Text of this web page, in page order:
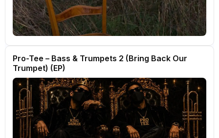
Pro-Tee – Bass & Trumpets 2 (Bring Back Our
Trumpet) (EP)